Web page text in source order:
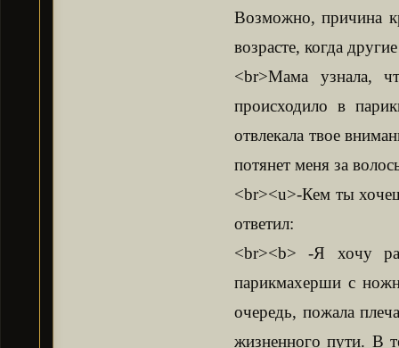
Возможно, причина
возрасте, когда
<br>Мама узнала,
происходило в
отвлекала твое
потянет меня за
<br><u>-Кем ты
ответил:
<br><b> -Я хочу
парикмахерши с
очередь, пожала
жизненного пути. В